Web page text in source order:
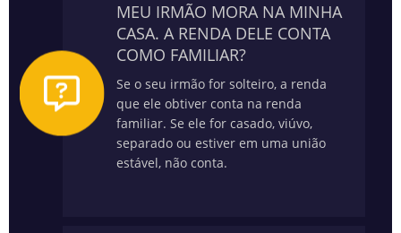
MEU IRMÃO MORA NA MINHA
CASA. A RENDA DELE CONTA
COMO FAMILIAR?
Se o seu irmão for solteiro, a renda
que ele obtiver conta na renda
familiar. Se ele for casado, viúvo,
separado ou estiver em uma união
estável, não conta.